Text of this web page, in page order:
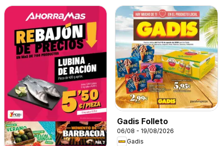
Gadis Folleto
06/08 - 19/08/2026
Gadis